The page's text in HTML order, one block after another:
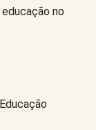
no